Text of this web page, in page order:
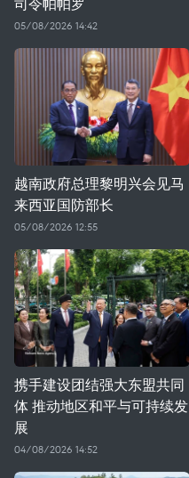
05/08/2026 14:42
越南政府总理黎明兴会见马
来西亚国防部长
05/08/2026 12:55
携手建设团结强大东盟共同
体 推动地区和平与可持续发
展
04/08/2026 14:52